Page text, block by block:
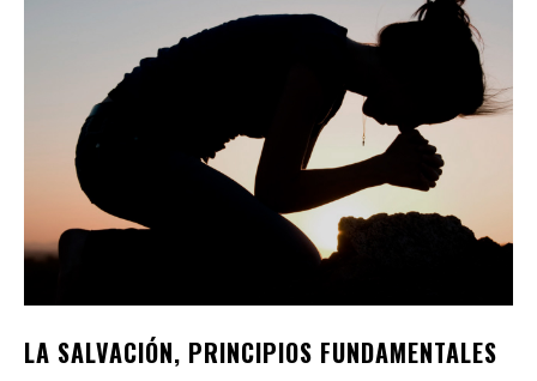
LA SALVACIÓN, PRINCIPIOS FUNDAMENTALES